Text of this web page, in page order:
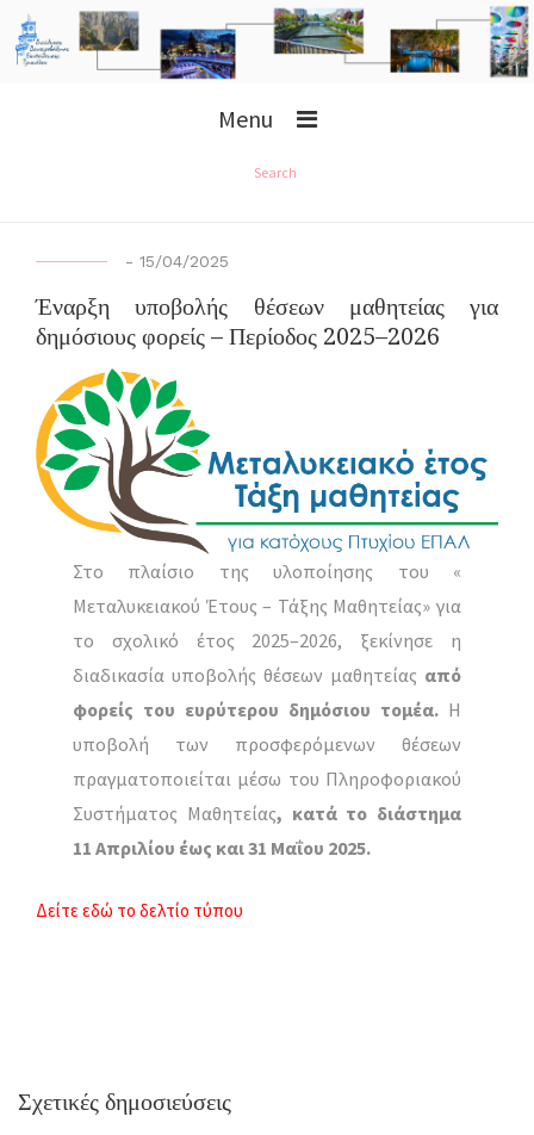
Menu
Search
- 15/04/2025
Έναρξη υποβολής θέσεων μαθητείας για
δημόσιους φορείς – Περίοδος 2025–2026
Στο πλαίσιο της υλοποίησης του «
Μεταλυκειακού Έτους – Τάξης Μαθητείας» για
το σχολικό έτος 2025–2026, ξεκίνησε η
διαδικασία υποβολής θέσεων μαθητείας από
φορείς του ευρύτερου δημόσιου τομέα.Η
υποβολή των προσφερόμενων θέσεων
πραγματοποιείται μέσω του Πληροφοριακού
Συστήματος Μαθητείας, κατά το διάστημα
11 Απριλίου έως και 31 Μαΐου 2025.
Δείτε εδώ το δελτίο τύπου
Σχετικές δημοσιεύσεις